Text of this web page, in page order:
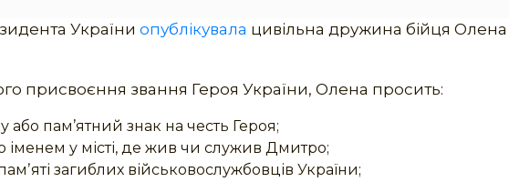
України опублікувала цивільна дружина бійця Олена
присвоєння звання Героя України, Олена просить:
пам’ятний знак на честь Героя;
іменем у місті, де жив чи служив Дмитро;
загиблих військовослужбовців України;